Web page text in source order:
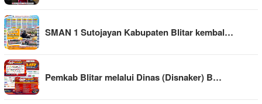
SMAN 1 Sutojayan Kabupaten Blitar kembal…
Pemkab Blitar melalui Dinas (Disnaker) B…